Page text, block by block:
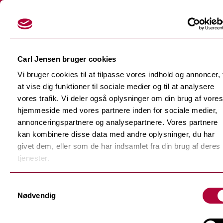
Carl Jensen bruger cookies
Vi bruger cookies til at tilpasse vores indhold og annoncer,
at vise dig funktioner til sociale medier og til at analysere
vores trafik. Vi deler også oplysninger om din brug af vores
hjemmeside med vores partnere inden for sociale medier,
annonceringspartnere og analysepartnere. Vores partnere
kan kombinere disse data med andre oplysninger, du har
givet dem, eller som de har indsamlet fra din brug af deres
tjenester.
Nødvendig
Skærefolier
Tilbage
Dekorationsfolier
Tilbage
Støbte dekorationsfolier
Monomere dekorationsfolie